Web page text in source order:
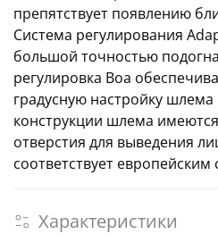
препятствует появлению
Система регулирования
большой точностью
регулировка Boa
градусную настройку шлема
конструкции шлема
отверстия для выведения
соответствует европейским
Характеристики